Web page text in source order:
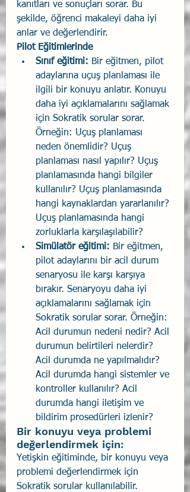
kanıtları ve sonuçları sorar. Bu
şekilde, öğrenci makaleyi daha iyi
anlar ve değerlendirir.
Pilot Eğitimlerinde
Sınıf eğitimi: Bir eğitmen, pilot
adaylarına uçuş planlaması ile
ilgili bir konuyu anlatır. Konuyu
daha iyi açıklamalarını sağlamak
için Sokratik sorular sorar.
Örneğin: Uçuş planlaması
neden önemlidir? Uçuş
planlaması nasıl yapılır? Uçuş
planlamasında hangi bilgiler
kullanılır? Uçuş planlamasında
hangi kaynaklardan yararlanılır?
Uçuş planlamasında hangi
zorluklarla karşılaşılabilir?
Simülatör eğitimi: Bir eğitmen,
pilot adaylarını bir acil durum
senaryosu ile karşı karşıya
bırakır. Senaryoyu daha iyi
açıklamalarını sağlamak için
Sokratik sorular sorar. Örneğin:
Acil durumun nedeni nedir? Acil
durumun belirtileri nelerdir?
Acil durumda ne yapılmalıdır?
Acil durumda hangi sistemler ve
kontroller kullanılır? Acil
durumda hangi iletişim ve
bildirim prosedürleri izlenir?
Bir konuyu veya problemi
değerlendirmek için:
Yetişkin eğitiminde, bir konuyu veya
problemi değerlendirmek için
Sokratik sorular kullanılabilir.